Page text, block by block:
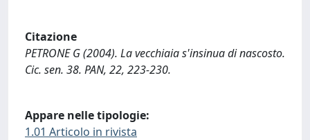
Citazione
PETRONE G (2004). La vecchiaia s'insinua di nascosto.
Cic. sen. 38. PAN, 22, 223-230.
Appare nelle tipologie:
1.01 Articolo in rivista